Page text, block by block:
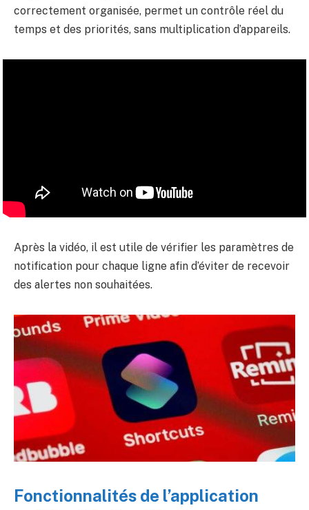
correctement organisée, permet un contrôle réel du
temps et des priorités, sans multiplication d’appareils.
Après la vidéo, il est utile de vérifier les paramètres de
notification pour chaque ligne afin d’éviter de recevoir
des alertes non souhaitées.
Fonctionnalités de l’application